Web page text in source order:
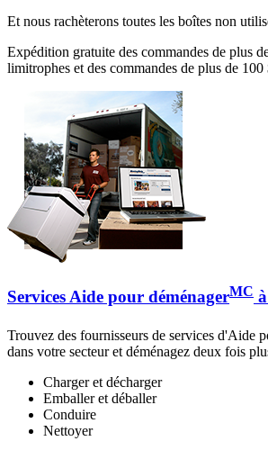
Et nous rachèterons toutes les boîtes non
Expédition gratuite des commandes de plus
limitrophes et des commandes de plus de 100
Services Aide pour déménagerMC
Trouvez des fournisseurs de services d'Aide
dans votre secteur et déménagez deux fois
Charger et décharger
Emballer et déballer
Conduire
Nettoyer